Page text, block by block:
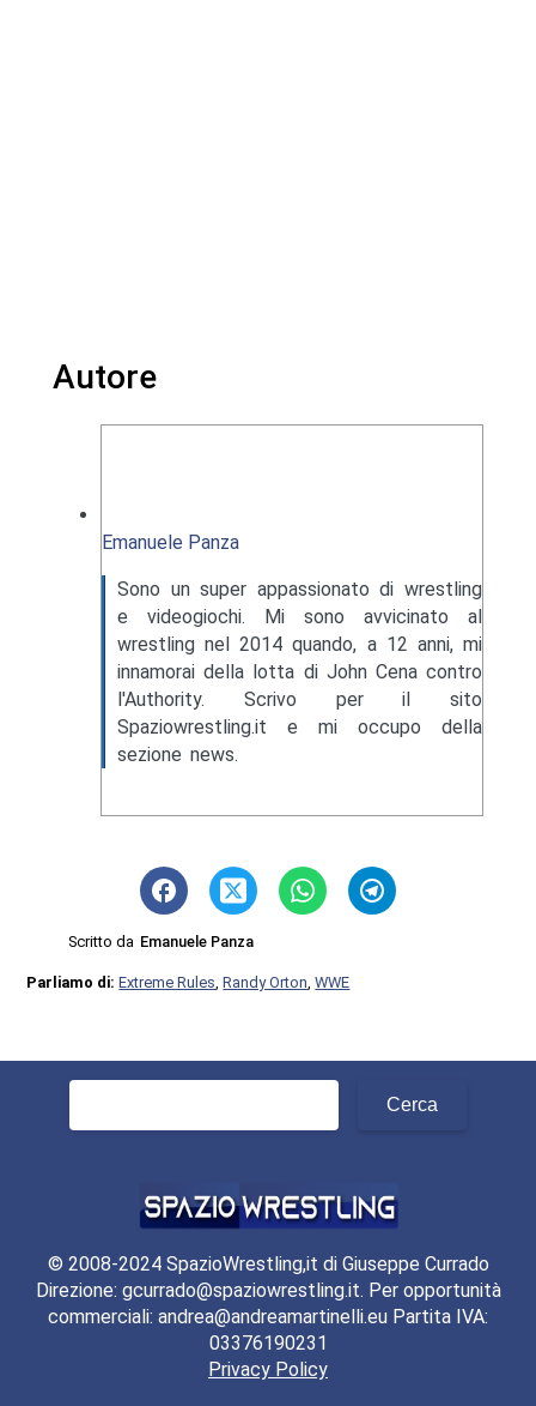
Autore
Emanuele Panza
Sono un super appassionato di wrestling
e videogiochi. Mi sono avvicinato al
wrestling nel 2014 quando, a 12 anni, mi
innamorai della lotta di John Cena contro
l'Authority. Scrivo per il sito
Spaziowrestling.it e mi occupo della
sezione news.
Scritto da Emanuele Panza
Parliamo di:Extreme Rules ,Randy Orton ,WWE
© 2008-2024 SpazioWrestling,it di Giuseppe Currado
Direzione: gcurrado@spaziowrestling.it. Per opportunità
commerciali: andrea@andreamartinelli.eu Partita IVA:
03376190231
Privacy Policy